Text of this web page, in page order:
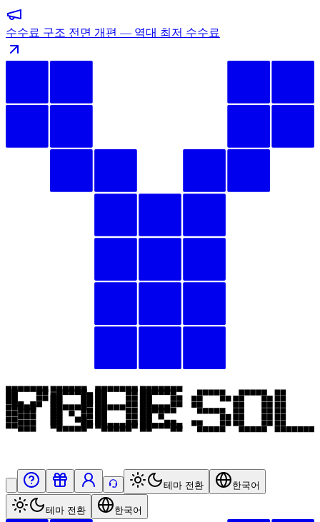
수수료 구조 전면 개편 — 역대 최저 수수료
테마 전환 한국어
테마 전환 한국어